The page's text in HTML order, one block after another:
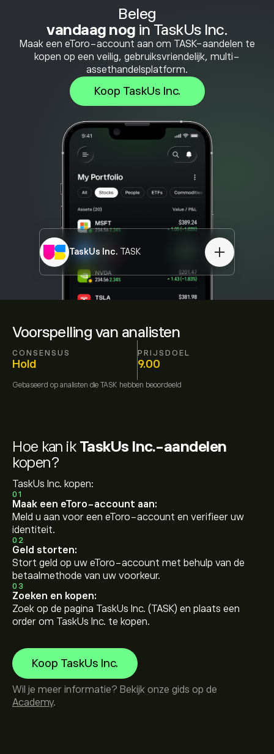
Voorspelling van analisten
CONSENSUS
Hold
PRIJSDOEL
9.00
Gebaseerd op analisten die TASK hebben beoordeeld
Beleg
vandaag nog in TaskUs Inc.
Maak een eToro-account aan om TASK-aandelen te
kopen op een veilig, gebruiksvriendelijk, multi-
assethandelsplatform.
Koop TaskUs Inc.
TaskUs Inc. TASK
Hoe kan ik TaskUs Inc.-aandelen
kopen?
TaskUs Inc. kopen:
01
Maak een eToro-account aan:
Meld u aan voor een eToro-account en verifieer uw
identiteit.
02
Geld storten:
Stort geld op uw eToro-account met behulp van de
betaalmethode van uw voorkeur.
03
Zoeken en kopen:
Zoek op de pagina TaskUs Inc. (TASK) en plaats een
order om TaskUs Inc. te kopen.
Koop TaskUs Inc.
Wil je meer informatie? Bekijk onze gids op de
Academy.